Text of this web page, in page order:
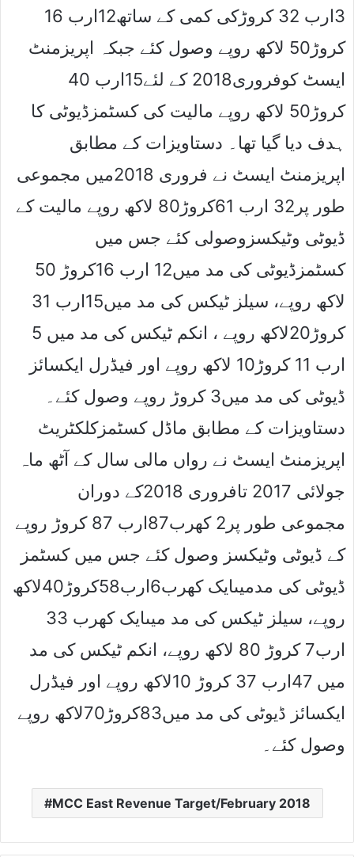
3ارب 32 کروڑکی کمی کے ساتھ12ارب 16
کروڑ50 لاکھ روپے وصول کئے جبکہ اپریزمنٹ
ایسٹ کوفروری2018 کے لئے15ارب 40
کروڑ50 لاکھ روپے مالیت کی کسٹمزڈیوٹی کا
ہدف دیا گیا تھا۔ دستاویزات کے مطابق
اپریزمنٹ ایسٹ نے فروری 2018میں مجموعی
طور پر32 ارب 61کروڑ80 لاکھ روپے مالیت کے
ڈیوٹی وٹیکسزوصولی کئے جس میں
کسٹمزڈیوٹی کی مد میں12 ارب 16کروڑ 50
لاکھ روپے، سیلز ٹیکس کی مد میں15ارب 31
کروڑ20لاکھ روپے ، انکم ٹیکس کی مد میں 5
ارب 11 کروڑ10 لاکھ روپے اور فیڈرل ایکسائز
ڈیوٹی کی مد میں3 کروڑ روپے وصول کئے۔
دستاویزات کے مطابق ماڈل کسٹمزکلکٹریٹ
اپریزمنٹ ایسٹ نے رواں مالی سال کے آٹھ ماہ
جولائی 2017 تافروری 2018کے دوران
مجموعی طور پر2 کھرب87ارب 87 کروڑ روپے
کے ڈیوٹی وٹیکسز وصول کئے جس میں کسٹمز
ڈیوٹی کی مدمیںایک کھرب6ارب58کروڑ40لاکھ
روپے، سیلز ٹیکس کی مد میںایک کھرب 33
ارب7 کروڑ 80 لاکھ روپے، انکم ٹیکس کی مد
میں 47ارب 37 کروڑ 10لاکھ روپے اور فیڈرل
ایکسائز ڈیوٹی کی مد میں83کروڑ70لاکھ روپے
وصول کئے۔
MCC East Revenue Target/February 2018